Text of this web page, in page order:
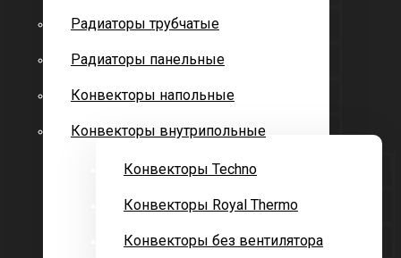
Радиаторы трубчатые
Радиаторы панельные
Конвекторы напольные
Конвекторы внутрипольные
Конвекторы Techno
Конвекторы Royal Thermo
Конвекторы без вентилятора